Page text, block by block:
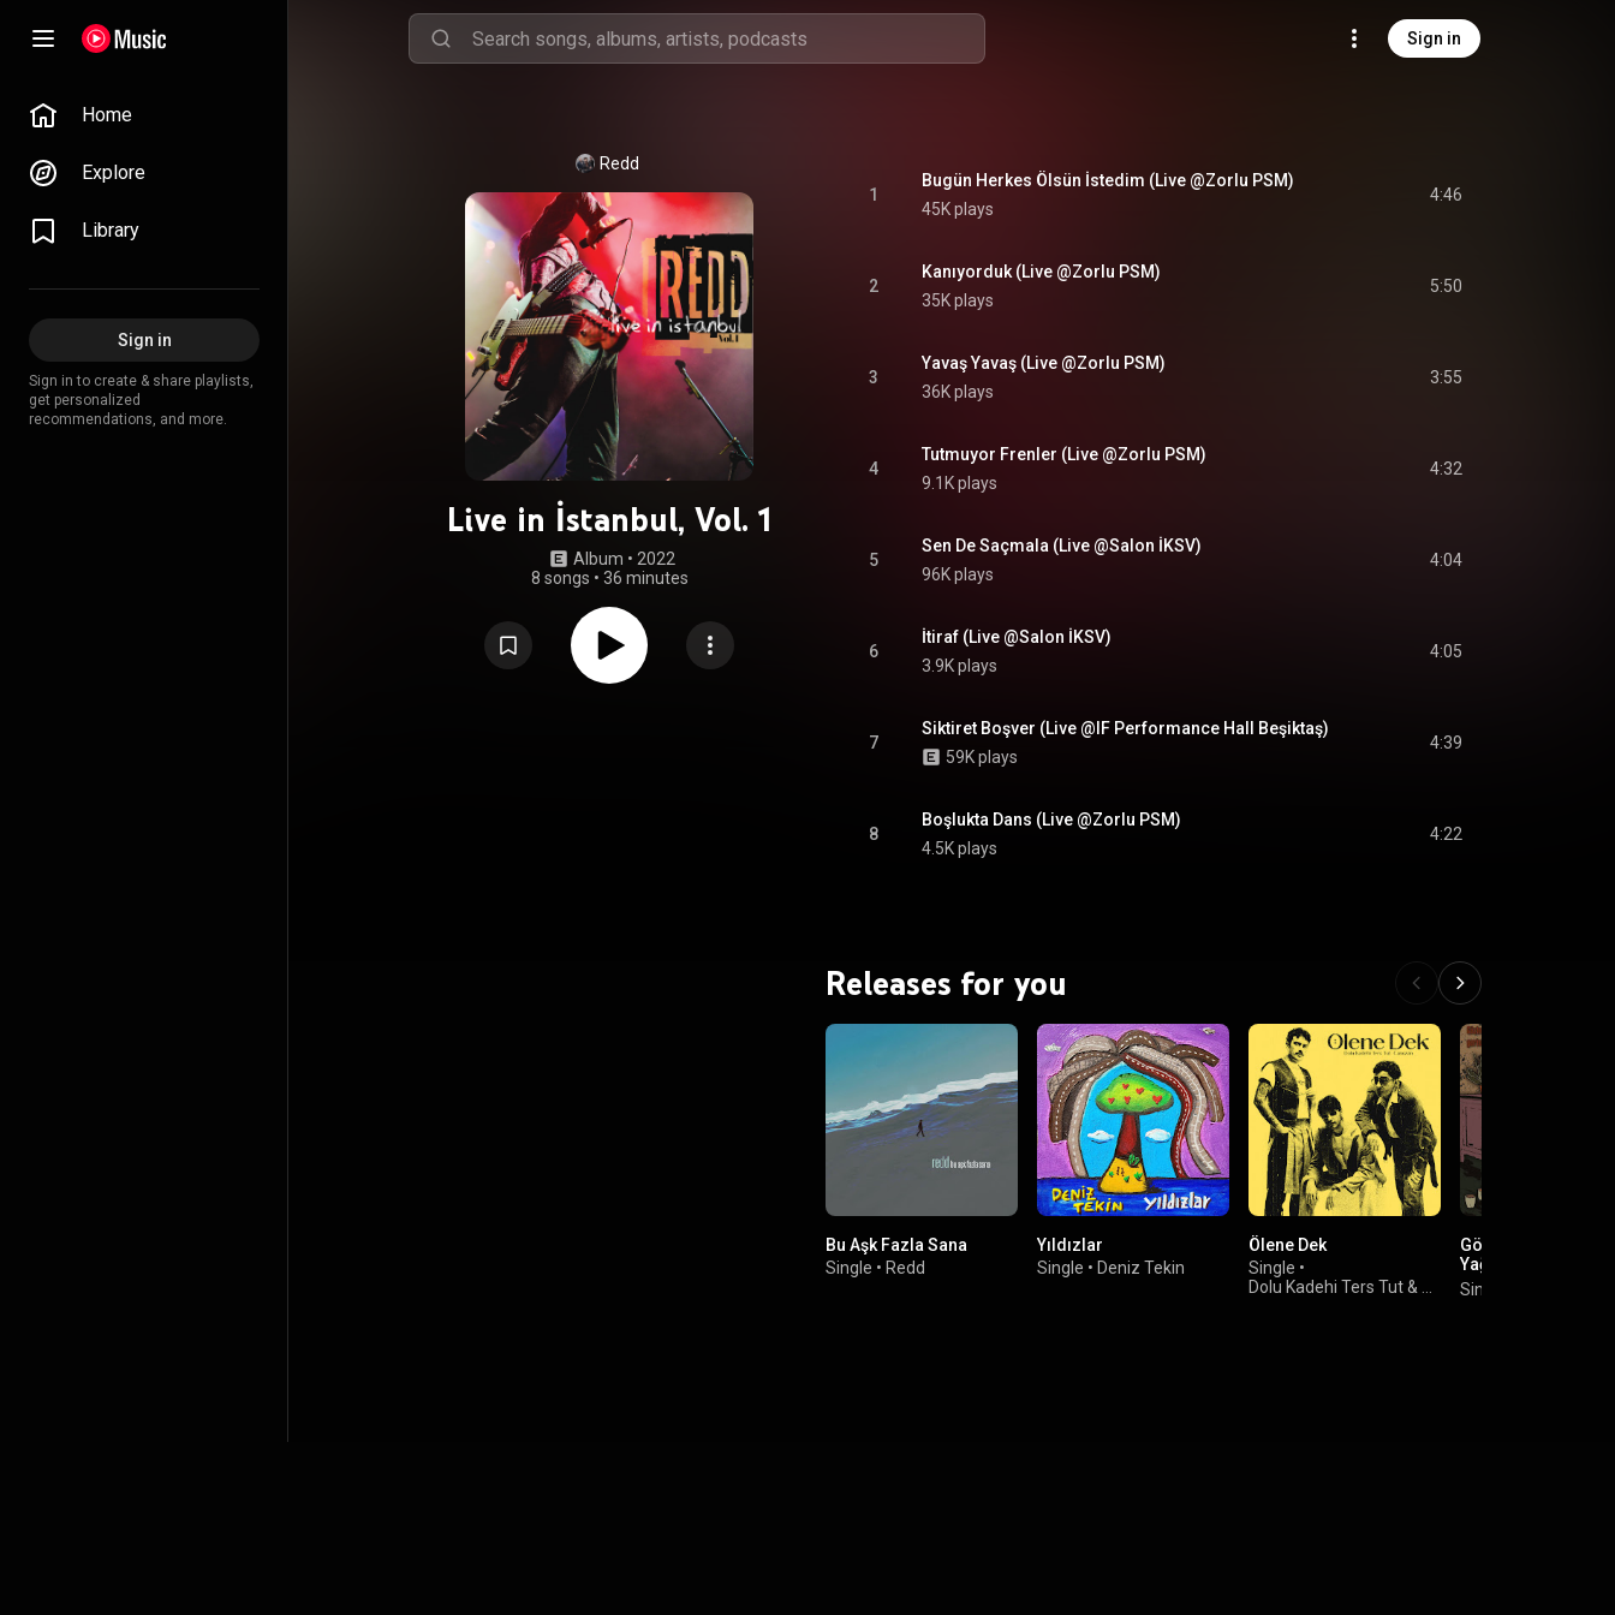
Sign in
Home
Explore
Library
Sign in
Sign in to create & share playlists,
get personalized
recommendations, and more.
Redd
Live in İstanbul, Vol. 1
Album • 2022
8 songs • 36 minutes
1
Bugün Herkes Ölsün İstedim (Live @Zorlu PSM)
45K plays
4:46
2
Kanıyorduk (Live @Zorlu PSM)
35K plays
5:50
3
Yavaş Yavaş (Live @Zorlu PSM)
36K plays
3:55
4
Tutmuyor Frenler (Live @Zorlu PSM)
9.1K plays
4:32
5
Sen De Saçmala (Live @Salon İKSV)
96K plays
4:04
6
İtiraf (Live @Salon İKSV)
3.9K plays
4:05
7
Siktiret Boşver (Live @IF Performance Hall Beşiktaş)
59K plays
4:39
8
Boşlukta Dans (Live @Zorlu PSM)
4.5K plays
4:22
Releases for you
Bu Aşk Fazla Sana
Single • Redd
Yıldızlar
Single • Deniz Tekin
Ölene Dek
Single •
Dolu Kadehi Ters Tut&
Gözlerini Kapat Ve
Yağdığını Hayal Et,
Gerisi Gerçek
Single